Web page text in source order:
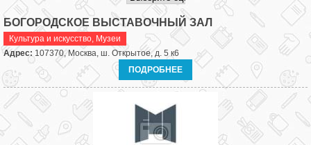
БОГОРОДСКОЕ ВЫСТАВОЧНЫЙ ЗАЛ
Культура и искусство, Музеи
Адрес: 107370, Москва, ш. Открытое, д. 5 к6
ПОДРОБНЕЕ